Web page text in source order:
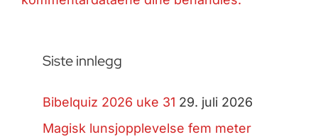
Siste innlegg
Bibelquiz 2026 uke 31 29. juli 2026
Magisk lunsjopplevelse fem meter